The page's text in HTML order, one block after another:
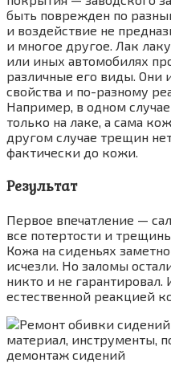
быть поврежден по
и воздействие не
и многое другое. Лак
или иных автомобилях
различные его виды.
свойства и по-разному
Например, в одном
только на лаке, а сама
другом случае трещин
фактически до кожи.
Результат
Первое впечатление —
все потертости и
Кожа на сиденьях
исчезли. Но заломы
никто и не гарантировал.
естественной реакцией